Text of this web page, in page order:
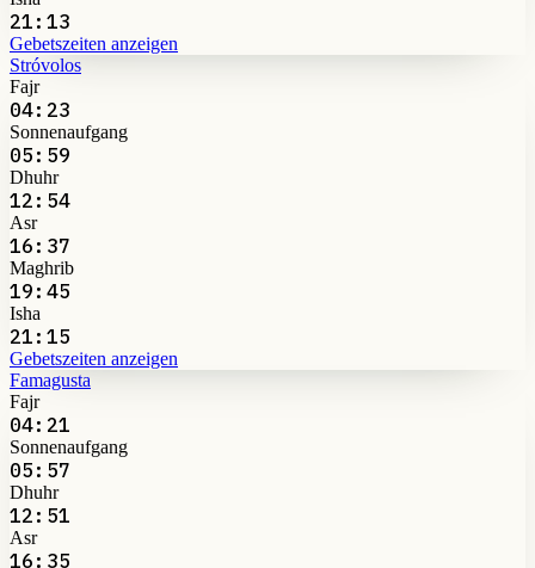
21:13
Gebetszeiten anzeigen
Stróvolos
Fajr
04:23
Sonnenaufgang
05:59
Dhuhr
12:54
Asr
16:37
Maghrib
19:45
Isha
21:15
Gebetszeiten anzeigen
Famagusta
Fajr
04:21
Sonnenaufgang
05:57
Dhuhr
12:51
Asr
16:35